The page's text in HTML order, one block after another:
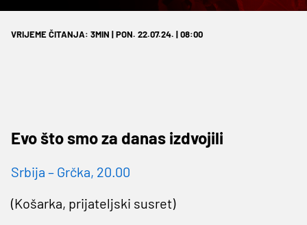
VRIJEME ČITANJA: 3MIN | PON. 22.07.24. | 08:00
Evo što smo za danas izdvojili
Srbija – Grčka, 20.00
(Košarka, prijateljski susret)